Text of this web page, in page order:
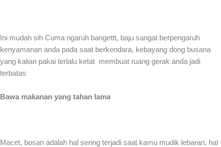
Ini mudah sih Cuma ngaruh bangettt, baju sangat berpengaruh
kenyamanan anda pada saat berkendara, kebayang dong busana
yang kalian pakai terlalu ketat membuat ruang gerak anda jadi
terbatas
Bawa makanan yang tahan lama
Macet, bosan adalah hal sering terjadi saat kamu mudik lebaran, hal